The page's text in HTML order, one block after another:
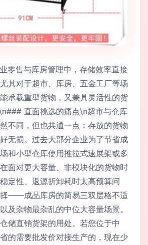
零售与库房管理中，存储效率直接
其对于超市、库房、五金工厂等场
承载重型货物，又兼具灵活性的货
直面挑选的痛点\n超市与仓库
不同，但也共通一点：存放的货物
无损。过去大部分企业为了节省成
和小型仓库使用推拉式速展架或多
面对更大容量、非模块化的货物时
定性、返源折卸耗时太高预算问
——成品库房的简易三双层格不适
及杂物最杂乱的中位大容量场景。
储直销货架的用处。若您位于中
的需要批发价对接生产的，现在少